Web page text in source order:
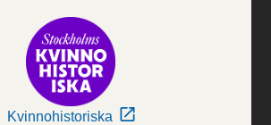
Kvinnohistoriska